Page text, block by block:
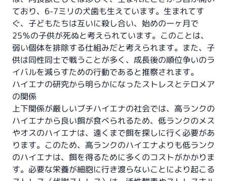
ており、6-7ミリの犬歯も生えています。生まれてす
ぐ、子どもたちは互いに殺し合い、始めの一ヶ月で
25％の子供が死ぬと考えられています。このことは、
弱い個体を排除する仕組みだと考えられます。また、子
供は同性同士で戦うことが多く、成長後の順位争いのラ
イバルを減らすための行動であると推察されます。
ハイエナの研究から明らかになったストレスとテロメア
の関係
上下関係が厳しいブチハイエナの社会では、高ランクの
ハイエナから良い餌が食べられるため、低ランクのメス
やオスのハイエナは、遠くまで餌を探しに行く必要があ
ります。このため、高ランクのハイエナよりも低ランク
のハイエナは、餌を得るために多くのコストがかかりま
す。必要な栄養が細胞に行き渡らないことにより起こる